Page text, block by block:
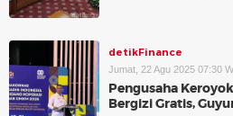
detikFinance
Jumat, 22 Agu 2025 07:30
Pengusaha
Bergizi Gratis,